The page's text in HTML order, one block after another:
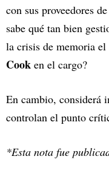
con sus proveedores
sabe qué tan bien
la crisis de memoria el
Cook en el cargo?
En cambio, considerá
controlan el punto
*Esta nota fue